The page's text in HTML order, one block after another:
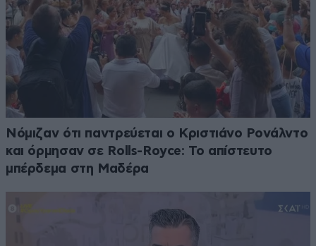
Νόμιζαν ότι παντρεύεται ο Κριστιάνο Ρονάλντο
και όρμησαν σε Rolls-Royce: Το απίστευτο
μπέρδεμα στη Μαδέρα